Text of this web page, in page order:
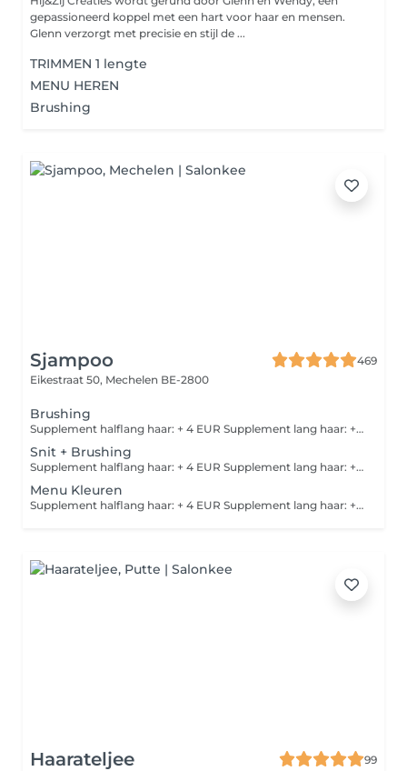
gepassioneerd koppel met een hart voor haar en mensen.
Glenn verzorgt met precisie en stijl de ...
TRIMMEN 1 lengte
MENU HEREN
Brushing
Sjampoo
469
Eikestraat 50, Mechelen BE-2800
Brushing
Supplement halflang haar: + 4 EUR Supplement lang haar: + 7 EUR
Snit + Brushing
Supplement halflang haar: + 4 EUR Supplement lang haar: + 7 EUR
Menu Kleuren
Supplement halflang haar: + 4 EUR Supplement lang haar: + 7 EUR Opleg kleur: 1/2 tube = 11 EUR, 1 tube = 17 EUR
Haarateljee
99